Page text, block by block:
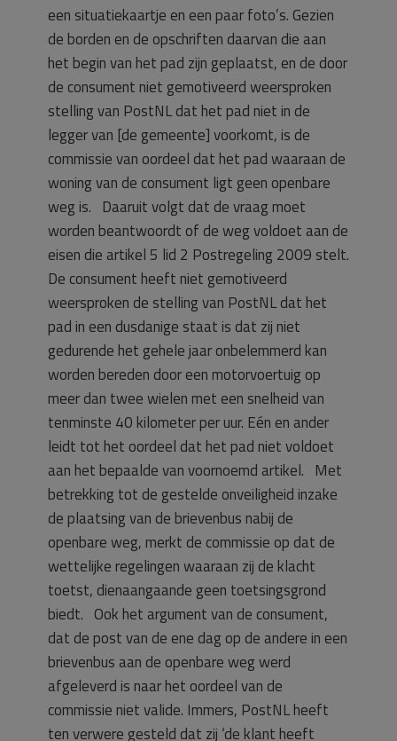
een situatiekaartje en een paar foto’s. Gezien
de borden en de opschriften daarvan die aan
het begin van het pad zijn geplaatst, en de door
de consument niet gemotiveerd weersproken
stelling van PostNL dat het pad niet in de
legger van [de gemeente] voorkomt, is de
commissie van oordeel dat het pad waaraan de
woning van de consument ligt geen openbare
weg is. Daaruit volgt dat de vraag moet
worden beantwoordt of de weg voldoet aan de
eisen die artikel 5 lid 2 Postregeling 2009 stelt.
De consument heeft niet gemotiveerd
weersproken de stelling van PostNL dat het
pad in een dusdanige staat is dat zij niet
gedurende het gehele jaar onbelemmerd kan
worden bereden door een motorvoertuig op
meer dan twee wielen met een snelheid van
tenminste 40 kilometer per uur. Eén en ander
leidt tot het oordeel dat het pad niet voldoet
aan het bepaalde van voornoemd artikel. Met
betrekking tot de gestelde onveiligheid inzake
de plaatsing van de brievenbus nabij de
openbare weg, merkt de commissie op dat de
wettelijke regelingen waaraan zij de klacht
toetst, dienaangaande geen toetsingsgrond
biedt. Ook het argument van de consument,
dat de post van de ene dag op de andere in een
brievenbus aan de openbare weg werd
afgeleverd is naar het oordeel van de
commissie niet valide. Immers, PostNL heeft
ten verwere gesteld dat zij ‘de klant heeft